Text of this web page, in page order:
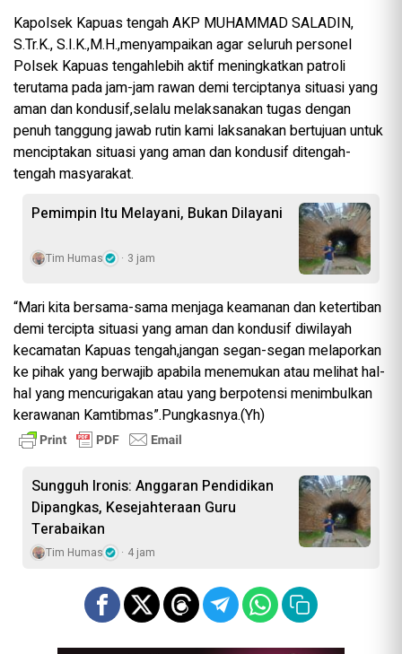
Kapolsek Kapuas tengah AKP MUHAMMAD SALADIN,
S.Tr.K., S.I.K.,M.H.,menyampaikan agar seluruh personel
Polsek Kapuas tengahlebih aktif meningkatkan patroli
terutama pada jam-jam rawan demi terciptanya situasi yang
aman dan kondusif,selalu melaksanakan tugas dengan
penuh tanggung jawab rutin kami laksanakan bertujuan untuk
menciptakan situasi yang aman dan kondusif ditengah-
tengah masyarakat.
Pemimpin Itu Melayani, Bukan Dilayani
Tim Humas 3 jam
“Mari kita bersama-sama menjaga keamanan dan ketertiban
demi tercipta situasi yang aman dan kondusif diwilayah
kecamatan Kapuas tengah,jangan segan-segan melaporkan
ke pihak yang berwajib apabila menemukan atau melihat hal-
hal yang mencurigakan atau yang berpotensi menimbulkan
kerawanan Kamtibmas”.Pungkasnya.(Yh)
Sungguh Ironis: Anggaran Pendidikan
Dipangkas, Kesejahteraan Guru
Terabaikan
Tim Humas 4 jam